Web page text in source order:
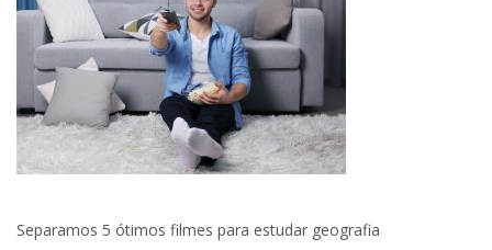
Separamos 5 ótimos filmes para estudar geografia